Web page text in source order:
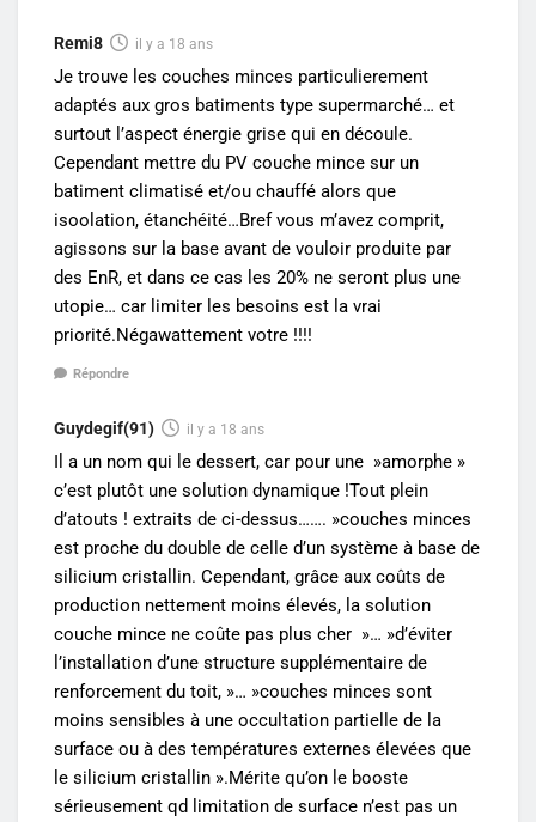
Remi8 il y a 18 ans
Je trouve les couches minces particulierement
adaptés aux gros batiments type supermarché… et
surtout l’aspect énergie grise qui en découle.
Cependant mettre du PV couche mince sur un
batiment climatisé et/ou chauffé alors que
isoolation, étanchéité…Bref vous m’avez comprit,
agissons sur la base avant de vouloir produite par
des EnR, et dans ce cas les 20% ne seront plus une
utopie… car limiter les besoins est la vrai
priorité.Négawattement votre !!!!
Répondre
Guydegif(91) il y a 18 ans
Il a un nom qui le dessert, car pour une »amorphe »
c’est plutôt une solution dynamique !Tout plein
d’atouts ! extraits de ci-dessus……. »couches minces
est proche du double de celle d’un système à base de
silicium cristallin. Cependant, grâce aux coûts de
production nettement moins élevés, la solution
couche mince ne coûte pas plus cher »… »d’éviter
l’installation d’une structure supplémentaire de
renforcement du toit, »… »couches minces sont
moins sensibles à une occultation partielle de la
surface ou à des températures externes élevées que
le silicium cristallin ».Mérite qu’on le booste
sérieusement qd limitation de surface n’est pas un